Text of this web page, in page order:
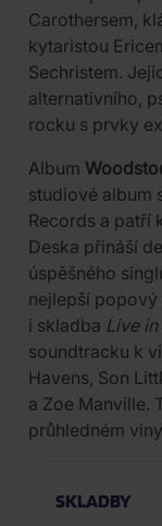
Carothersem,
kytaristou
Sechristem.
alternativního,
rocku s prvky
Album
studiové album
Records a patří
Deska přináší
úspěšného
nejlepší popový
i skladba Live
soundtracku k
Havens, Son
a Zoe Manville.
průhledném
SKLADBY